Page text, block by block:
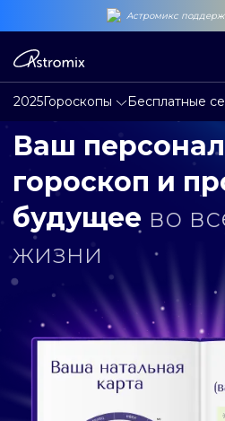
Астромикс
2025Гороскопы Бесплатные
Ваш
гороскоп и
будущее во
жизни